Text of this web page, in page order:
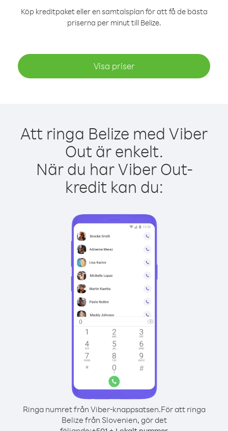
Köp kreditpaket eller en samtalsplan för att få de bästa
priserna per minut till Belize.
Visa priser
Att ringa Belize med Viber
Out är enkelt.
När du har Viber Out-
kredit kan du:
Ringa numret från Viber-knappsatsen.För att ringa
Belize från Slovenien, gör det